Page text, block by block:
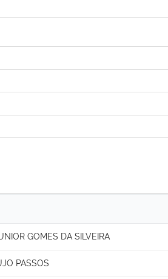
GOMES DA SILVEIRA
PASSOS